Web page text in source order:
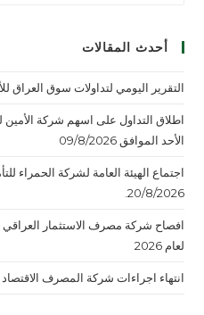
أحدث المقالات
التقرير اليومي لتداولات سوق العراق للأوراق
اطلاق التداول على اسهم شركة الأمين
الأحد الموافق 09/8/2026
اجتماع الهيئة العامة لشركة الحمراء
20/8/2026.
افصاح شركة مصرف الاستثمار العراقي
لعام 2026
انتهاء اجراءات شركة المصرف الاقتصاد